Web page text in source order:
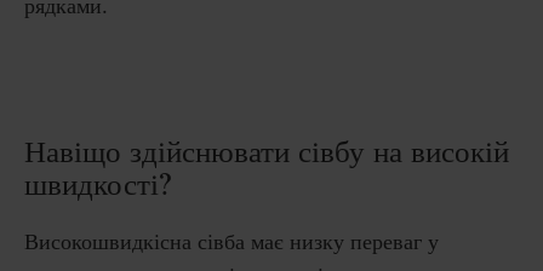
рядками.
Навіщо здійснювати сівбу на високій
швидкості?
Високошвидкісна сівба має низку переваг у